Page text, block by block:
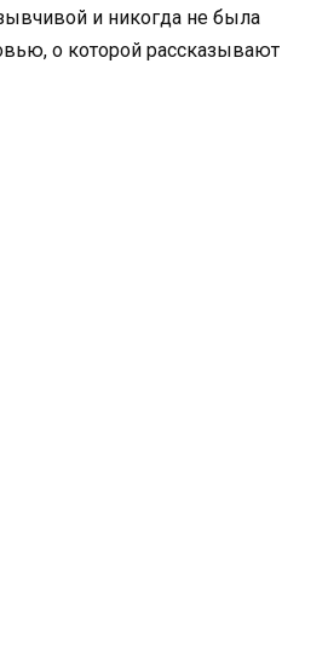
и никогда не была
о которой рассказывают